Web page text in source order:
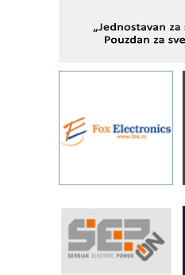
STAUFF –
sistema
YAMADA pumpe
pouzdanost u
Filtration Group
rešenja za filtraciju
procesnim
Art Utopia Studio
RILINEX kompanije
FANUC: Najbolje
automatizaciju